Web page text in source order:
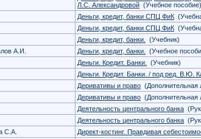
Л.С. Александровой (Учебное пособие)
Деньги, кредит, банки СПЦ ФиК
Деньги, кредит, банки СПЦ ФиК
Деньги, кредит, банки.
(Учебник)
А.И. Деньги, кредит, банки.
(Учебное
Деньги. Кредит. Банки.
(Учебник)
Деньги. Кредит. Банки. / под ред. В.Ю.
Деривативы и право (Дополнительная
Деривативы и право (Дополнительная
Деятельность центрального банка
Деятельность центрального банка
С.А. Директ-костинг. Правдивая